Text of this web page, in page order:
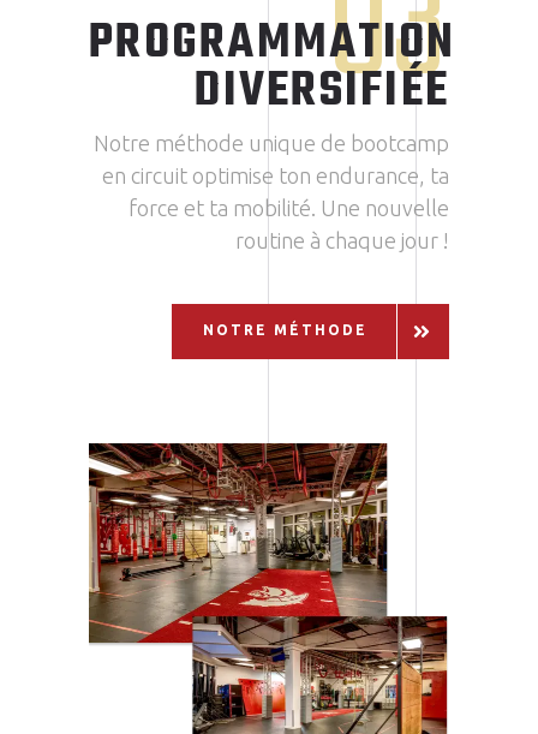
PROGRAMMATION
DIVERSIFIÉE
Notre méthode unique de bootcamp
en circuit optimise ton endurance, ta
force et ta mobilité. Une nouvelle
routine à chaque jour !
NOTRE MÉTHODE